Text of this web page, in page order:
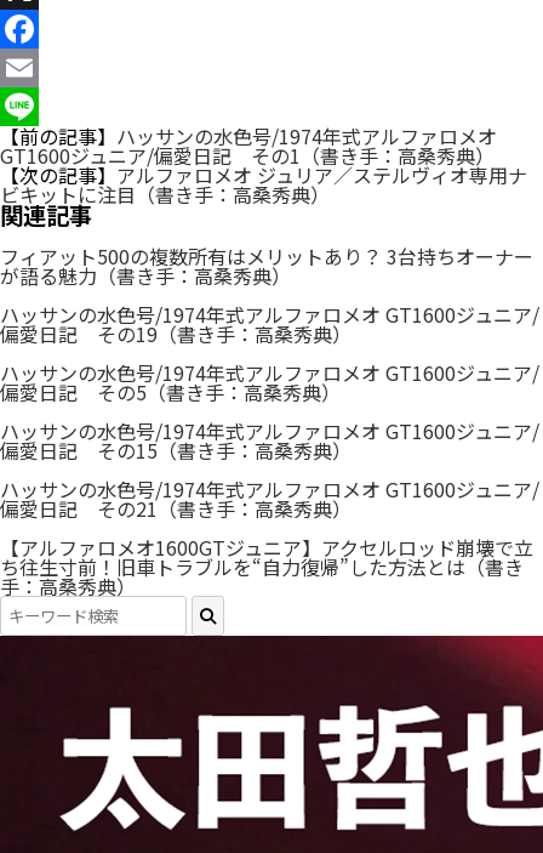
X
Facebook
Email
Line
【前の記事】 ハッサンの水色号/1974年式アルファロメオ
GT1600ジュニア/偏愛日記 その1（書き手：高桑秀典）
【次の記事】 アルファロメオ ジュリア／ステルヴィオ専用ナ
ビキットに注目（書き手：高桑秀典）
関連記事
フィアット500の複数所有はメリットあり？ 3台持ちオーナー
が語る魅力（書き手：高桑秀典）
ハッサンの水色号/1974年式アルファロメオ GT1600ジュニア/
偏愛日記 その19（書き手：高桑秀典）
ハッサンの水色号/1974年式アルファロメオ GT1600ジュニア/
偏愛日記 その5（書き手：高桑秀典）
ハッサンの水色号/1974年式アルファロメオ GT1600ジュニア/
偏愛日記 その15（書き手：高桑秀典）
ハッサンの水色号/1974年式アルファロメオ GT1600ジュニア/
偏愛日記 その21（書き手：高桑秀典）
【アルファロメオ1600GTジュニア】アクセルロッド崩壊で立
ち往生寸前！旧車トラブルを“自力復帰”した方法とは（書き
手：高桑秀典）